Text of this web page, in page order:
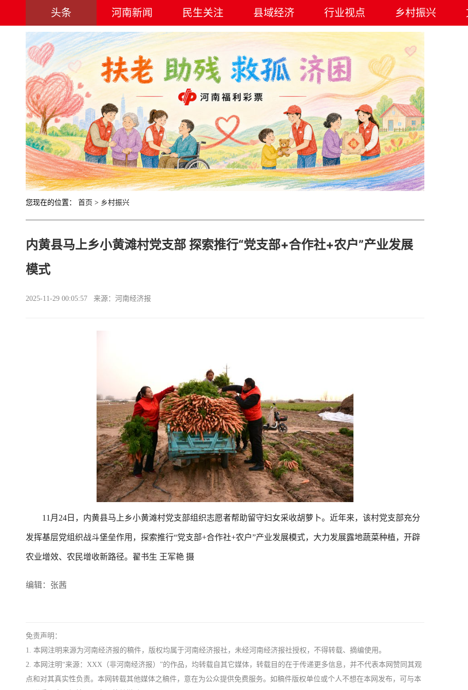
头条 河南新闻 民生关注 县域经济 行业视点 乡村振兴
您现在的位置： 首页 > 乡村振兴
内黄县马上乡小黄滩村党支部 探索推行“党支部+合作社+农户”产业发展
模式
2025-11-29 00:05:57 来源：河南经济报
11月24日，内黄县马上乡小黄滩村党支部组织志愿者帮助留守妇女采收胡萝卜。近年来，该村党支部充分
发挥基层党组织战斗堡垒作用，探索推行“党支部+合作社+农户”产业发展模式，大力发展露地蔬菜种植，开辟
农业增效、农民增收新路径。翟书生 王军艳 摄
编辑：张茜
免责声明：
1. 本网注明来源为河南经济报的稿件，版权均属于河南经济报社，未经河南经济报社授权，不得转载、摘编使用。
2. 本网注明“来源：XXX（非河南经济报）”的作品，均转载自其它媒体，转载目的在于传递更多信息，并不代表本网赞同其观
点和对其真实性负责。本网转载其他媒体之稿件，意在为公众提供免费服务。如稿件版权单位或个人不想在本网发布，可与本